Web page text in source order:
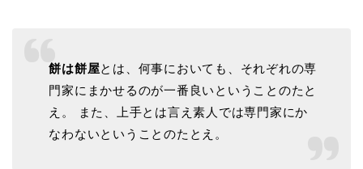
餅は餅屋とは、何事においても、それぞれの専
門家にまかせるのが一番良いということのたと
え。 また、上手とは言え素人では専門家にか
なわないということのたとえ。